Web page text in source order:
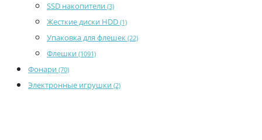
SSD накопители (3)
Жесткие диски HDD (1)
Упаковка для флешек (22)
Флешки (1091)
Фонари (70)
Электронные игрушки (2)